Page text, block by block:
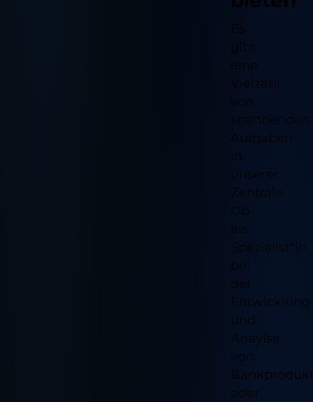
Es
gibt
eine
Vielzahl
von
spannenden
Aufgaben
in
unserer
Zentrale.
Ob
als
Spezialist*in
bei
der
Entwicklung
und
Anaylse
von
oder